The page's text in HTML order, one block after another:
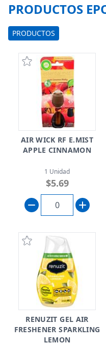
PRODUCTOS
PRODUCTOS
AIR WICK RF E.MIST
APPLE CINNAMON
1 Unidad
$5.69
RENUZIT GEL AIR
FRESHENER SPARKLING
LEMON